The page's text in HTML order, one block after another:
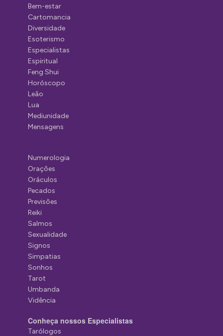
Bem-estar
Cartomancia
Diversidade
Esoterismo
Especialistas
Espiritual
Feng Shui
Horóscopo
Leão
Lua
Mediunidade
Mensagens
Numerologia
Orações
Oráculos
Pecados
Previsões
Reiki
Salmos
Sexualidade
Signos
Simpatias
Sonhos
Tarot
Umbanda
Vidência
Conheça nossos Especialistas
Tarólogos